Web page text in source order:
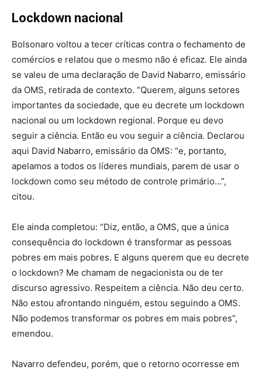
Lockdown nacional
Bolsonaro voltou a tecer críticas contra o fechamento de
comércios e relatou que o mesmo não é eficaz. Ele ainda
se valeu de uma declaração de David Nabarro, emissário
da OMS, retirada de contexto. “Querem, alguns setores
importantes da sociedade, que eu decrete um lockdown
nacional ou um lockdown regional. Porque eu devo
seguir a ciência. Então eu vou seguir a ciência. Declarou
aqui David Nabarro, emissário da OMS: “e, portanto,
apelamos a todos os líderes mundiais, parem de usar o
lockdown como seu método de controle primário…”,
citou.
Ele ainda completou: “Diz, então, a OMS, que a única
consequência do lockdown é transformar as pessoas
pobres em mais pobres. E alguns querem que eu decrete
o lockdown? Me chamam de negacionista ou de ter
discurso agressivo. Respeitem a ciência. Não deu certo.
Não estou afrontando ninguém, estou seguindo a OMS.
Não podemos transformar os pobres em mais pobres”,
emendou.
Navarro defendeu, porém, que o retorno ocorresse em